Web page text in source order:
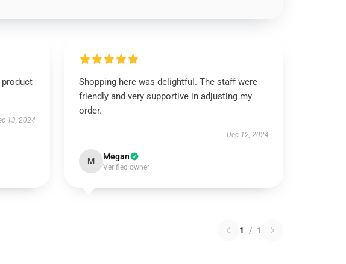
13, 2024
Shopping here was delightful. The staff were
friendly and very supportive in adjusting my
order.
Dec 12, 2024
M Megan
Verified owner
1 / 1